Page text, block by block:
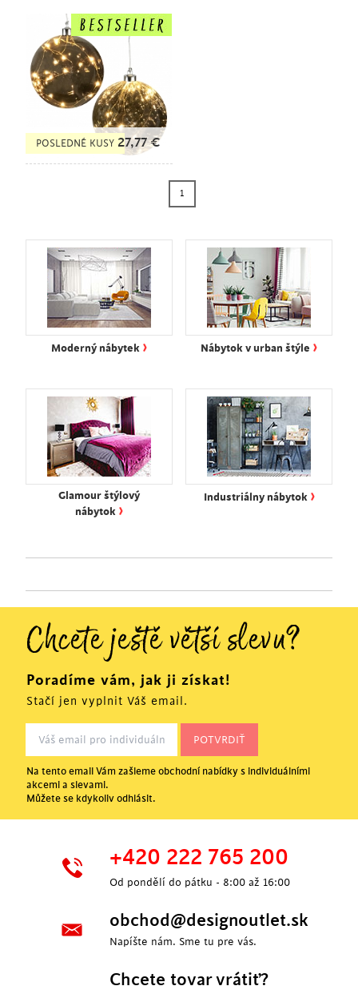
POSLEDNÉ KUSY 27,77€
1
Moderný nábytek › Nábytok v urban štýle ›
Glamour štýlový
nábytok ›
Industriálny nábytok ›
Chcete ještě větší slevu?
Poradíme vám, jak ji získat!
Stačí jen vyplnit Váš email.
Na tento email Vám zašleme obchodní nabídky s individuálními
akcemi a slevami.
Můžete se kdykoliv odhlásit.
+420 222 765 200
Od pondělí do pátku - 8:00 až 16:00
obchod@designoutlet.sk
Napíšte nám. Sme tu pre vás.
Chcete tovar vrátiť?